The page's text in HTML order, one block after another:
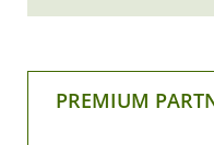
PREMIUM